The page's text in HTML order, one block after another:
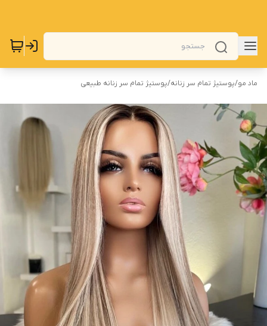
ماد مو/پوستیژ تمام سر زنانه/پوستیژ تمام سر زنانه طبیعی